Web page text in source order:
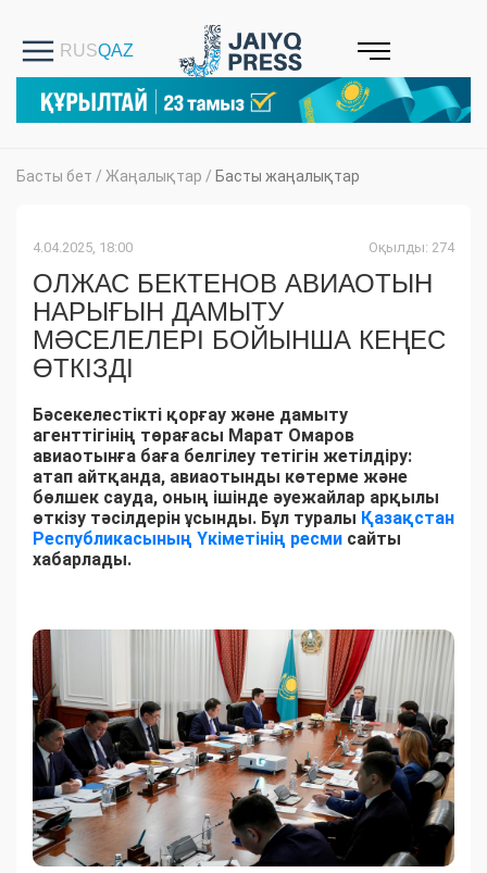
Басты бет / Жаңалықтар / Басты жаңалықтар
4.04.2025, 18:00 Оқылды: 274
ОЛЖАС БЕКТЕНОВ АВИАОТЫН
НАРЫҒЫН ДАМЫТУ
МӘСЕЛЕЛЕРІ БОЙЫНША КЕҢЕС
ӨТКІЗДІ
Бәсекелестікті қорғау және дамыту
агенттігінің төрағасы Марат Омаров
авиаотынға баға белгілеу тетігін жетілдіру:
атап айтқанда, авиаотынды көтерме және
бөлшек сауда, оның ішінде әуежайлар арқылы
өткізу тәсілдерін ұсынды. Бұл туралы Қазақстан
Республикасының Үкіметінің ресми сайты
хабарлады.